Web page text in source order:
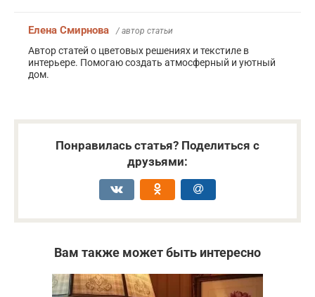
Елена Смирнова / автор статьи
Автор статей о цветовых решениях и текстиле в
интерьере. Помогаю создать атмосферный и уютный
дом.
Понравилась статья? Поделиться с
друзьями:
Вам также может быть интересно